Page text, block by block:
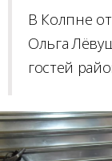
В Колпне
Ольга
гостей